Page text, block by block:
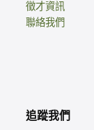
徵才資訊
聯絡我們
追蹤我們